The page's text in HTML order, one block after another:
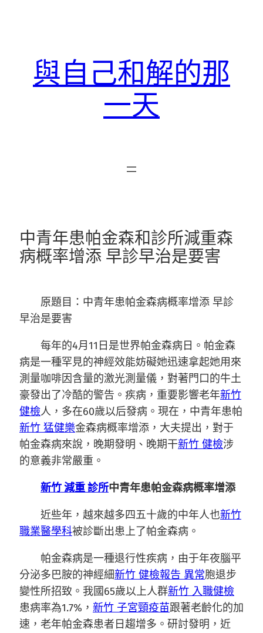
與自己和解的那
一天
中青年患帕金森和診所減重森
病概率增添 早診早治是要害
原題目：中青年患帕金森病概率增添 早診
早治是要害
每年的4月11日是世界帕金森病日。帕金森
病是一種罕見的神經效能妨礙她迅速拿起她用來
測量咖啡因含量的激光測量儀，對著門口的牛土
豪發出了冷酷的警告。疾病，重要影響老年新竹
健檢人，多在60歲以后發病。現在，中青年患帕
新竹 猛健樂金森病概率增添，大夫提出，對于
帕金森病來說，晚期發明、晚期干新竹 健檢涉
的意義非常嚴重。
新竹 減重 診所中青年患帕金森病概率增添
近些年，越來越多四五十歲的中年人也新竹
職業醫學科被診斷出患上了帕金森病。
帕金森病是一種退行性疾病，由于年夜腦平
分泌多巴胺的神經細新竹 健檢報告 異常胞退步
變性所招致。我國65歲以上人群新竹 入職健檢
患病率為1.7%， 新竹 子宮頸疫苗跟著老齡化的加
速，老年帕金森患者日趨增多。研討發明，近